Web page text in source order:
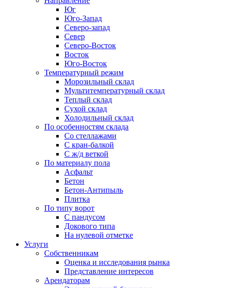
Юг
Юго-Запад
Северо-запад
Север
Северо-Восток
Восток
Юго-Восток
Температурный режим
Морозильный склад
Мультитемпературный склад
Теплый склад
Сухой склад
Холодильный склад
По особенностям склада
Со стеллажами
С кран-балкой
С ж/д веткой
По материалу пола
Асфальт
Бетон
Бетон-Антипыль
Плитка
По типу ворот
С пандусом
Докового типа
На нулевой отметке
Услуги
Собственникам
Оценка и исследования рынка
Представление интересов
Арендаторам